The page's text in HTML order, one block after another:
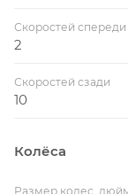
Скоростей спереди
2
Скоростей сзади
10
Колёса
Размер колес,